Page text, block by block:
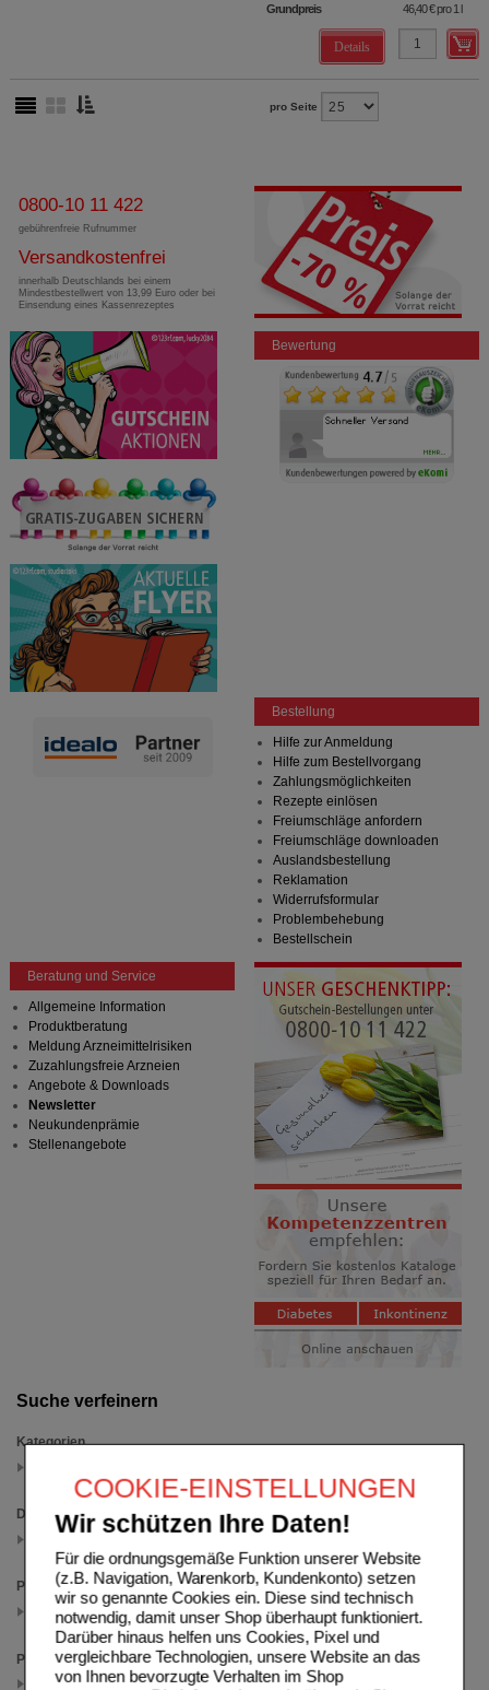
COOKIE-EINSTELLUNGEN
Wir schützen Ihre Daten!
Für die ordnungsgemäße Funktion unserer Website
(z.B. Navigation, Warenkorb, Kundenkonto) setzen
wir so genannte Cookies ein. Diese sind technisch
notwendig, damit unser Shop überhaupt funktioniert.
Darüber hinaus helfen uns Cookies, Pixel und
vergleichbare Technologien, unsere Website an das
von Ihnen bevorzugte Verhalten im Shop
Suche verfeinern
Kategorien
(auswahl entfernen)
Darreichungsform
Lotion
(auswahl entfernen)
Packungsgröße
200 ml
(auswahl entfernen)
Preis
< 14.00 (2)
Grundpreis
46,40 €pro 1 l
Details
pro Seite
0800-10 11 422
gebührenfreie Rufnummer
Versandkostenfrei
innerhalb Deutschlands bei einem
Mindestbestellwert von 13,99 Euro oder bei
Einsendung eines Kassenrezeptes
Bewertung
Bestellung
Hilfe zur Anmeldung
Hilfe zum Bestellvorgang
Zahlungsmöglichkeiten
Rezepte einlösen
Freiumschläge anfordern
Freiumschläge downloaden
Auslandsbestellung
Reklamation
Widerrufsformular
Problembehebung
Bestellschein
Beratung und Service
Allgemeine Information
Produktberatung
Meldung Arzneimittelrisiken
Zuzahlungsfreie Arzneien
Angebote & Downloads
Newsletter
Neukundenprämie
Stellenangebote